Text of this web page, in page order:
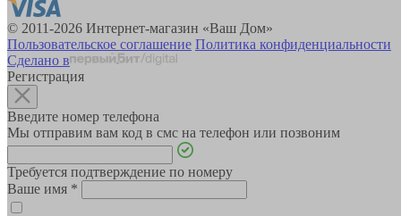
© 2011-2026 Интернет-магазин «Ваш Дом»
Пользовательское соглашение Политика конфиденциальности
Сделано в
Регистрация
Введите номер телефона
Мы отправим вам код в смс на телефон или позвоним
Требуется подтверждение по номеру
Ваше имя *